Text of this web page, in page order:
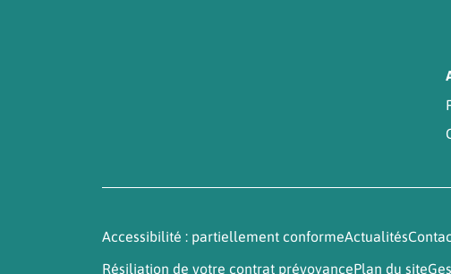
Accessibilité : partiellement conformeActualités
Résiliation de votre contrat prévoyancePlan du site